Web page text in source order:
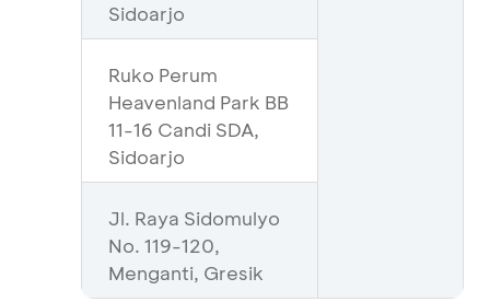
Sidoarjo
Ruko Perum
Heavenland Park BB
11-16 Candi SDA,
Sidoarjo
Jl. Raya Sidomulyo
No. 119-120,
Menganti, Gresik